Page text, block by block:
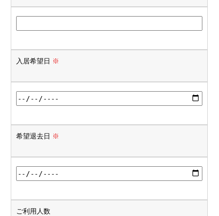
入居希望日 ※
希望退去日 ※
ご利用人数